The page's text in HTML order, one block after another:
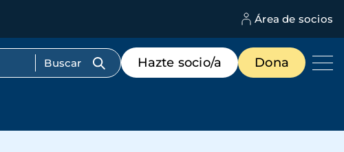
Área de socios
Menú
de
destacados
Hazte socio/a Dona